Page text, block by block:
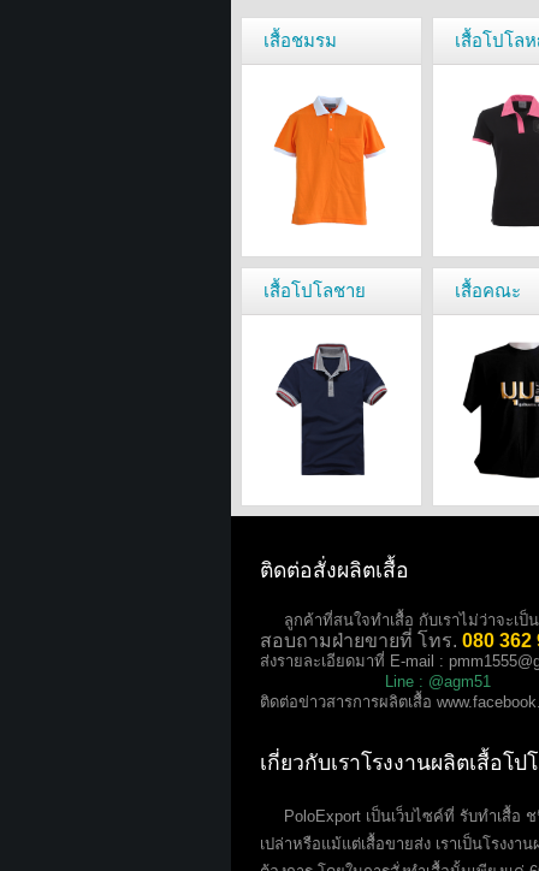
เสื้อชมรม
เสื้อโปโลชาย
เสื้อโปโล
เสื้อคณะ
ติดต่อสั่งผลิตเสื้อ
ลูกค้าที่สนใจทำเสื้อ กับเราไม่ว่าจะเป็
สอบถามฝ่ายขายที่ โทร. 080 362
ส่งรายละเอียดมาที่ E-mail :
Line : @agm51
ติดต่อข่าวสารการผลิตเสื้อ
เกี่ยวกับเราโรงงานผลิตเสื้อโป
PoloExport เป็นเว็บไซค์ที่ รับทำเสื้อ ช
เปล่าหรือแม้แต่เสื้อขายส่ง เราเป็นโรงง